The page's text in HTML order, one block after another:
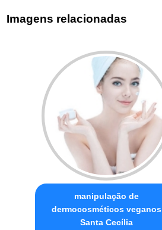
Imagens relacionadas
manipulação de
dermocosméticos veganos
Santa Cecília